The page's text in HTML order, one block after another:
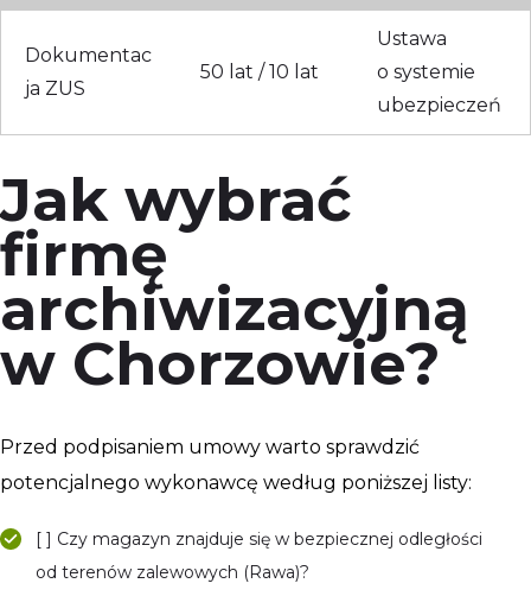
Dokumentac
ja ZUS
50 lat / 10 lat
Ustawa
o systemie
ubezpieczeń
Jak wybrać
firmę
archiwizacyjną
w Chorzowie?
Przed podpisaniem umowy warto sprawdzić
potencjalnego wykonawcę według poniższej listy:
[ ] Czy magazyn znajduje się w bezpiecznej odległości
od terenów zalewowych (Rawa)?